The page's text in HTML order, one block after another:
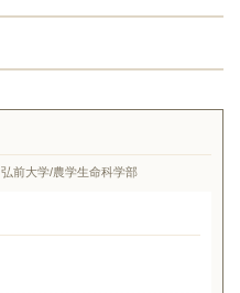
弘前大学/農学生命科学部